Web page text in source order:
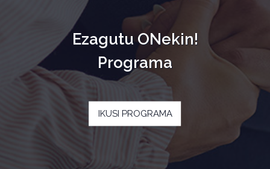
Ezagutu ONekin!
Programa
IKUSI PROGRAMA